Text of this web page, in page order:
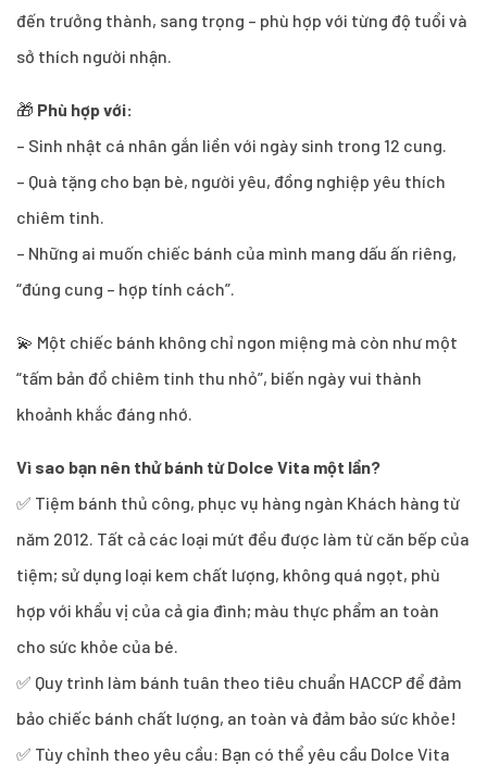
đến trưởng thành, sang trọng – phù hợp với từng độ tuổi và
sở thích người nhận.
🎁 Phù hợp với:
– Sinh nhật cá nhân gắn liền với ngày sinh trong 12 cung.
– Quà tặng cho bạn bè, người yêu, đồng nghiệp yêu thích
chiêm tinh.
– Những ai muốn chiếc bánh của mình mang dấu ấn riêng,
“đúng cung – hợp tính cách”.
💫 Một chiếc bánh không chỉ ngon miệng mà còn như một
“tấm bản đồ chiêm tinh thu nhỏ”, biến ngày vui thành
khoảnh khắc đáng nhớ.
Vì sao bạn nên thử bánh từ Dolce Vita một lần?
✅ Tiệm bánh thủ công, phục vụ hàng ngàn Khách hàng từ
năm 2012. Tất cả các loại mứt đều được làm từ căn bếp của
tiệm; sử dụng loại kem chất lượng, không quá ngọt, phù
hợp với khẩu vị của cả gia đình; màu thực phẩm an toàn
cho sức khỏe của bé.
✅ Quy trình làm bánh tuân theo tiêu chuẩn HACCP để đảm
bảo chiếc bánh chất lượng, an toàn và đảm bảo sức khỏe!
✅ Tùy chỉnh theo yêu cầu: Bạn có thể yêu cầu Dolce Vita